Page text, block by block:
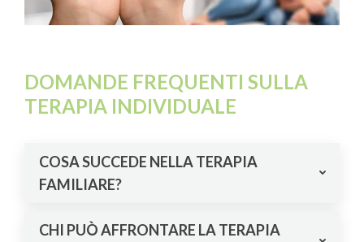
DOMANDE FREQUENTI SULLA
TERAPIA INDIVIDUALE
COSA SUCCEDE NELLA TERAPIA
FAMILIARE?
CHI PUÒ AFFRONTARE LA TERAPIA